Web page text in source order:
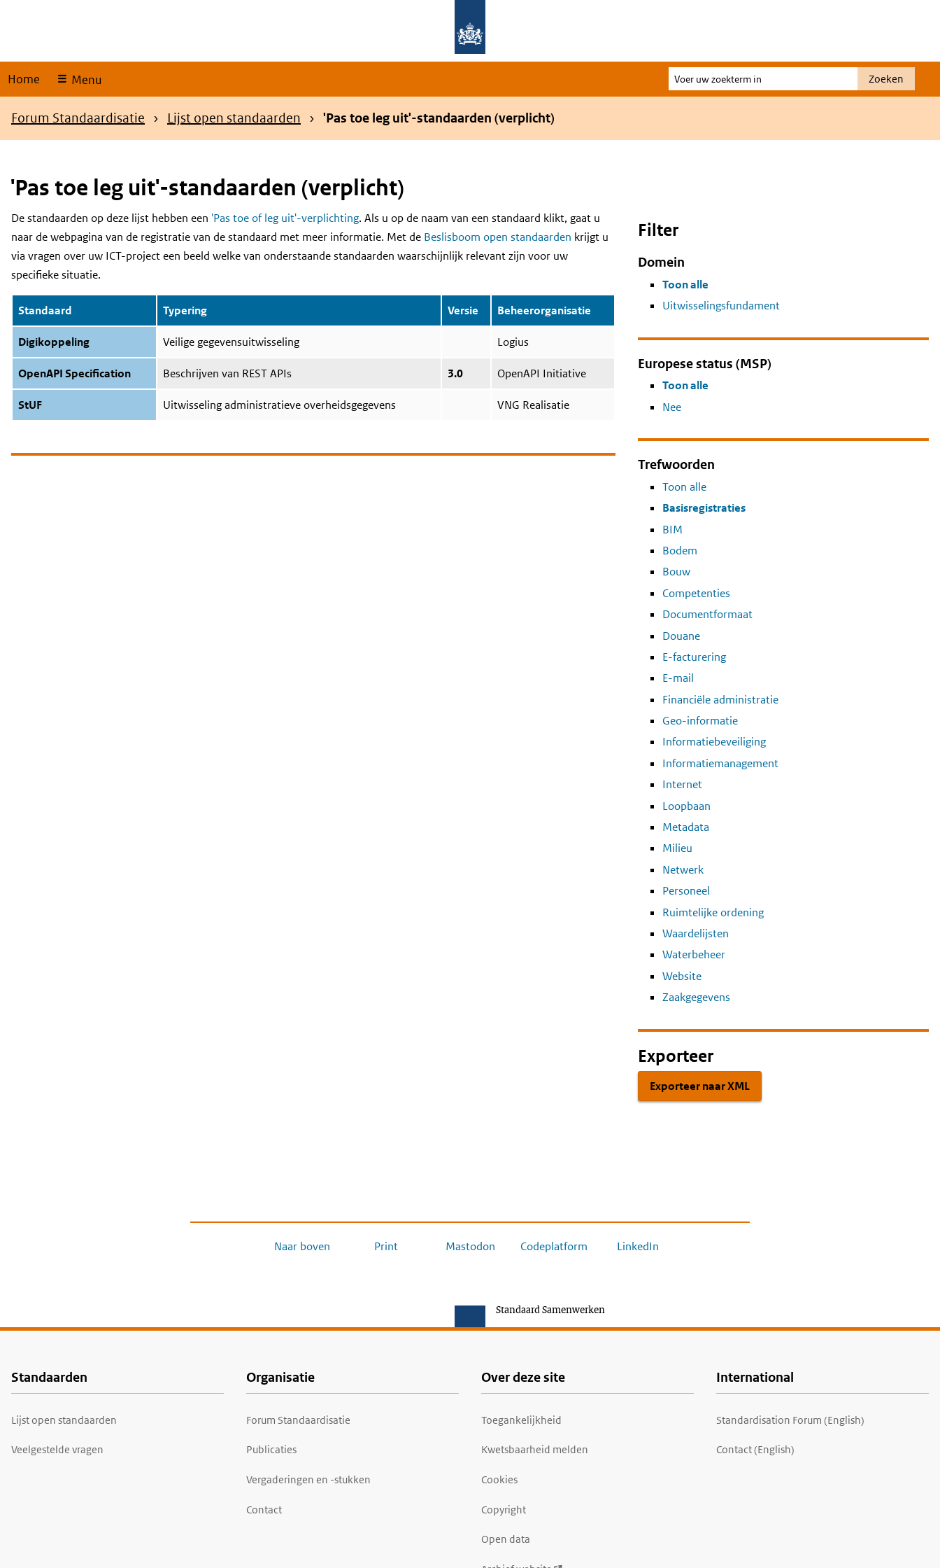
Home Menu
Voer
uw
Zoeken
Kruimelpad
Forum Standaardisatie Lijst open standaarden 'Pas toe leg uit'-standaarden (verplicht)
'Pas toe leg uit'-standaarden (verplicht)
Content
De standaarden op deze lijst hebben een 'Pas toe of leg uit'-verplichting. Als u op de naam van een standaard klikt, gaat u
naar de webpagina van de registratie van de standaard met meer informatie. Met de Beslisboom open standaarden krijgt u
via vragen over uw ICT-project een beeld welke van onderstaande standaarden waarschijnlijk relevant zijn voor uw
specifieke situatie.
Standaard Typering Versie Beheerorganisatie
Digikoppeling Veilige gegevensuitwisseling Logius
OpenAPI Specification Beschrijven van REST APIs 3.0 OpenAPI Initiative
StUF Uitwisseling administratieve overheidsgegevens VNG Realisatie
Filter
Domein
Toon alle
Uitwisselingsfundament
Europese status (MSP)
Toon alle
Nee
Trefwoorden
Toon alle
Basisregistraties
BIM
Bodem
Bouw
Competenties
Documentformaat
Douane
E-facturering
E-mail
Financiële administratie
Geo-informatie
Informatiebeveiliging
Informatiemanagement
Internet
Loopbaan
Metadata
Milieu
Netwerk
Personeel
Ruimtelijke ordening
Waardelijsten
Waterbeheer
Website
Zaakgegevens
Exporteer
Exporteer naar XML
Naar boven Print Mastodon Codeplatform LinkedIn
Standaard Samenwerken
Voet
Standaarden
Lijst open standaarden
Veelgestelde vragen
Organisatie
Forum Standaardisatie
Publicaties
Vergaderingen en -stukken
Contact
Over deze site
Toegankelijkheid
Kwetsbaarheid melden
Cookies
Copyright
Open data
International
Standardisation Forum (English)
Contact (English)